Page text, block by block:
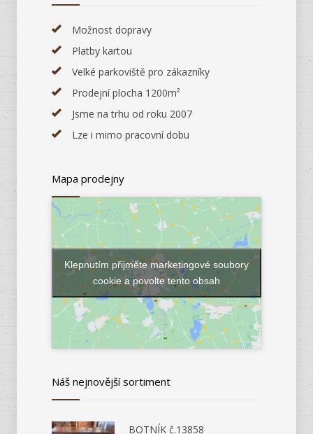
Možnost dopravy
Platby kartou
Velké parkoviště pro zákazníky
Prodejní plocha 1200m²
Jsme na trhu od roku 2007
Lze i mimo pracovní dobu
Mapa prodejny
Klepnutím přijměte marketingové soubory
cookie a povolte tento obsah
Náš nejnovější sortiment
BOTNÍK č.13858